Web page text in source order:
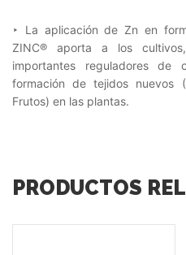
‣ La aplicación de Zn en
ZINC® aporta a los
importantes reguladores de
formación de tejidos nuevos
Frutos) en las plantas.
PRODUCTOS